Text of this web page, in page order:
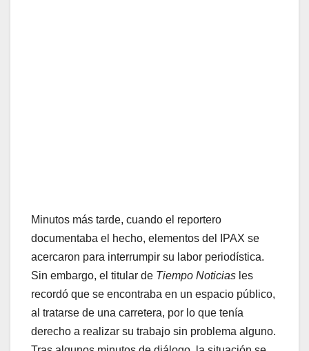
Minutos más tarde, cuando el reportero
documentaba el hecho, elementos del IPAX se
acercaron para interrumpir su labor periodística.
Sin embargo, el titular de Tiempo Noticias les
recordó que se encontraba en un espacio público,
al tratarse de una carretera, por lo que tenía
derecho a realizar su trabajo sin problema alguno.